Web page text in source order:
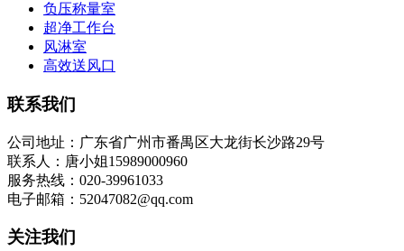
负压称量室
超净工作台
风淋室
高效送风口
联系我们
公司地址：广东省广州市番禺区大龙街长沙路29号
联系人：唐小姐15989000960
服务热线：020-39961033
电子邮箱：52047082@qq.com
关注我们